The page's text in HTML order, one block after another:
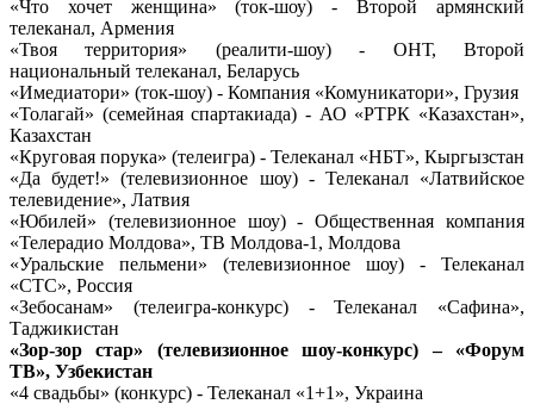
«Что хочет женщина» (ток-шоу) - Второй армянский
телеканал, Армения
«Твоя территория» (реалити-шоу) - ОНТ, Второй
национальный телеканал, Беларусь
«Имедиатори» (ток-шоу) - Компания «Комуникатори», Грузия
«Толагай» (семейная спартакиада) - АО «РТРК «Казахстан»,
Казахстан
«Круговая порука» (телеигра) - Телеканал «НБТ», Кыргызстан
«Да будет!» (телевизионное шоу) - Телеканал «Латвийское
телевидение», Латвия
«Юбилей» (телевизионное шоу) - Общественная компания
«Телерадио Молдова», ТВ Молдова-1, Молдова
«Уральские пельмени» (телевизионное шоу) - Телеканал
«СТС», Россия
«Зебосанам» (телеигра-конкурс) - Телеканал «Сафина»,
Таджикистан
«Зор-зор стар» (телевизионное шоу-конкурс) – «Форум
ТВ», Узбекистан
«4 свадьбы» (конкурс) - Телеканал «1+1», Украина